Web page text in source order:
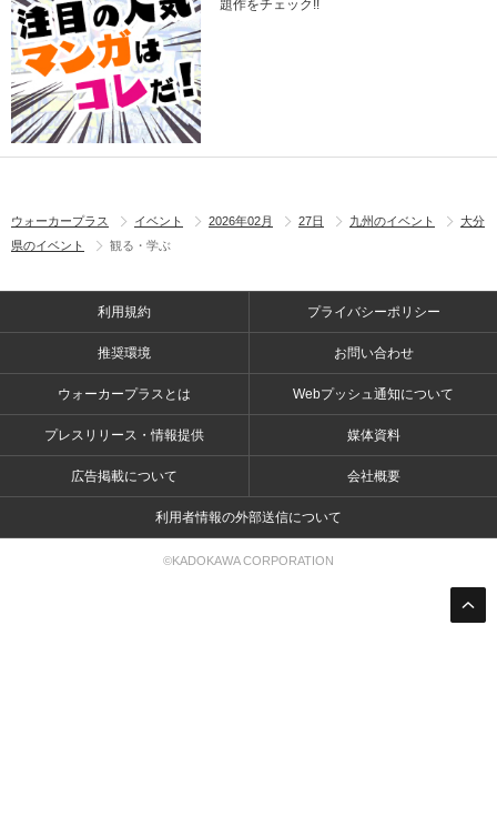
題作をチェック!!
ウォーカープラス イベント 2026年02月 27日 九州のイベント
大分
県のイベント
観る・学ぶ
利用規約 プライバシーポリシー
推奨環境 お問い合わせ
ウォーカープラスとは Webプッシュ通知について
プレスリリース・情報提供 媒体資料
広告掲載について 会社概要
利用者情報の外部送信について
©KADOKAWA CORPORATION